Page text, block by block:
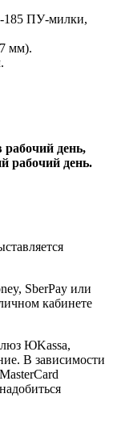
185 ПУ-милки,
мм).
день,
рабочий день.
SberPay или
кабинете
ЮKassa,
В зависимости